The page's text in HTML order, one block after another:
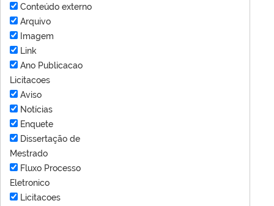
Conteúdo externo
Arquivo
Imagem
Link
Ano Publicacao
Licitacoes
Aviso
Notícias
Enquete
Dissertação de
Mestrado
Fluxo Processo
Eletronico
Licitacoes